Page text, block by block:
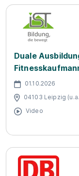
Duale
01.10.2026
04103 Leipzig
Video